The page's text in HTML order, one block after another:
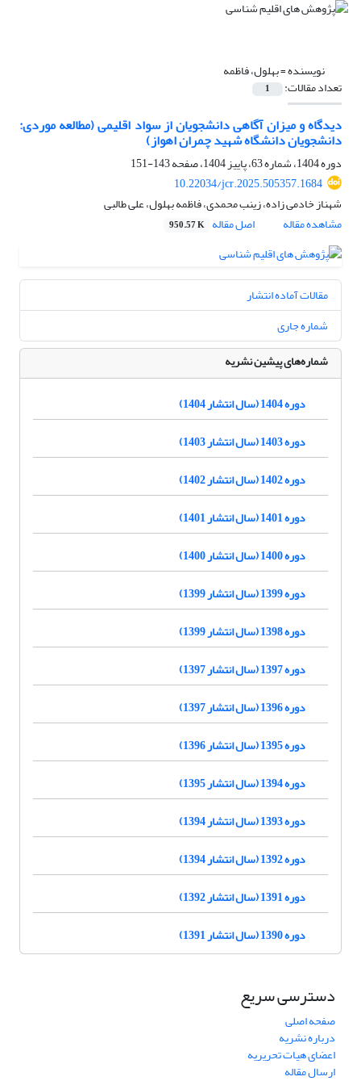
نویسنده =بهلول، فاظمه
تعداد مقالات: 1
دیدگاه و میزان آگاهی دانشجویان از سواد اقلیمی (مطالعه موردی:
دانشجویان دانشگاه شهید چمران اهواز)
دوره 1404، شماره 63، پاییز 1404، صفحه
143-151
10.22034/jcr.2025.505357.1684
شهناز خادمی زاده، زینب محمدی، فاظمه بهلول، علی طالبی
مشاهده مقاله
اصل مقاله 950.57 K
مقالات آماده انتشار
شماره جاری
شماره‌های پیشین نشریه
دوره 1404 (سال انتشار 1404)
دوره 1403 (سال انتشار 1403)
دوره 1402 (سال انتشار 1402)
دوره 1401 (سال انتشار 1401)
دوره 1400 (سال انتشار 1400)
دوره 1399 (سال انتشار 1399)
دوره 1398 (سال انتشار 1399)
دوره 1397 (سال انتشار 1397)
دوره 1396 (سال انتشار 1397)
دوره 1395 (سال انتشار 1396)
دوره 1394 (سال انتشار 1395)
دوره 1393 (سال انتشار 1394)
دوره 1392 (سال انتشار 1394)
دوره 1391 (سال انتشار 1392)
دوره 1390 (سال انتشار 1391)
دسترسی سریع
صفحه اصلی
درباره نشریه
اعضای هیات تحریریه
ارسال مقاله